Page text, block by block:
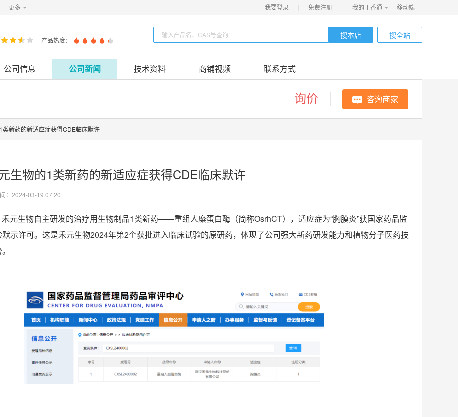
更多 我要登录 免费注册 我的丁香通 移动端
产品热度：
搜本店 搜全站
公司信息 公司新闻 技术资料 商铺视频 联系方式
询价 咨询商家
类新药的新适应症获得CDE临床默许
生物的1类新药的新适应症获得CDE临床默许
： 2024-03-19 07:20
元生物自主研发的治疗用生物制品1类新药——重组人糜蛋白酶（简称OsrhCT），适应症为“胸膜炎”获国家药品监
示许可。这是禾元生物2024年第2个获批进入临床试验的原研药，体现了公司强大新药研发能力和植物分子医药技